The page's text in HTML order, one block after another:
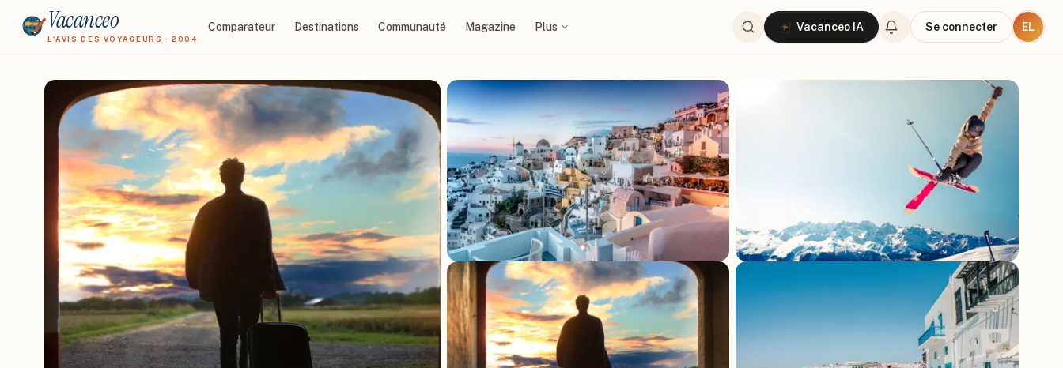
Vacanceo
L'AVIS DES VOYAGEURS · 2004
Comparateur Destinations Communauté Magazine Plus Vacanceo IA Se connecter EL